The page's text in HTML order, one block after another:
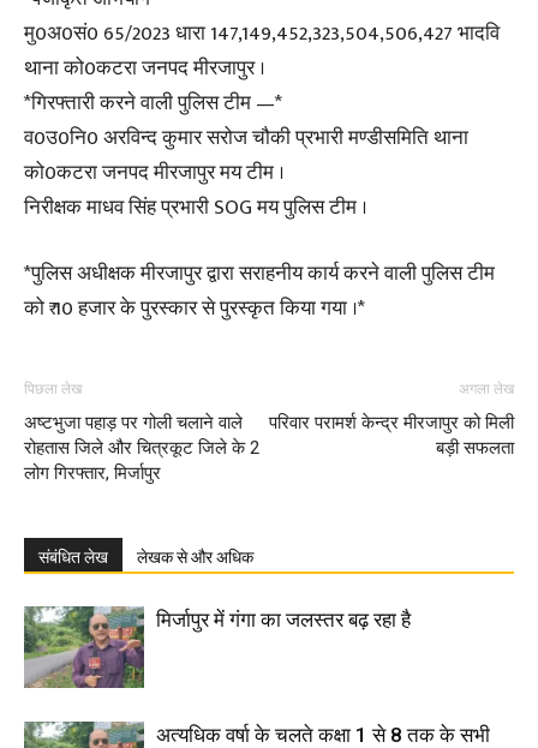
मु0अ0सं0 65/2023 धारा 147,149,452,323,504,506,427 भादवि
थाना को0कटरा जनपद मीरजापुर ।
*गिरफ्तारी करने वाली पुलिस टीम —*
व0उ0नि0 अरविन्द कुमार सरोज चौकी प्रभारी मण्डीसमिति थाना
को0कटरा जनपद मीरजापुर मय टीम ।
निरीक्षक माधव सिंह प्रभारी SOG मय पुलिस टीम ।
*पुलिस अधीक्षक मीरजापुर द्वारा सराहनीय कार्य करने वाली पुलिस टीम
को ₹ 10 हजार के पुरस्कार से पुरस्कृत किया गया ।*
पिछला लेख
अष्टभुजा पहाड़ पर गोली चलाने वाले
रोहतास जिले और चित्रकूट जिले के 2
लोग गिरफ्तार, मिर्जापुर
अगला लेख
परिवार परामर्श केन्द्र मीरजापुर को मिली
बड़ी सफलता
संबंधित लेख लेखक से और अधिक
मिर्जापुर में गंगा का जलस्तर बढ़ रहा है
अत्यधिक वर्षा के चलते कक्षा 1 से 8 तक के सभी